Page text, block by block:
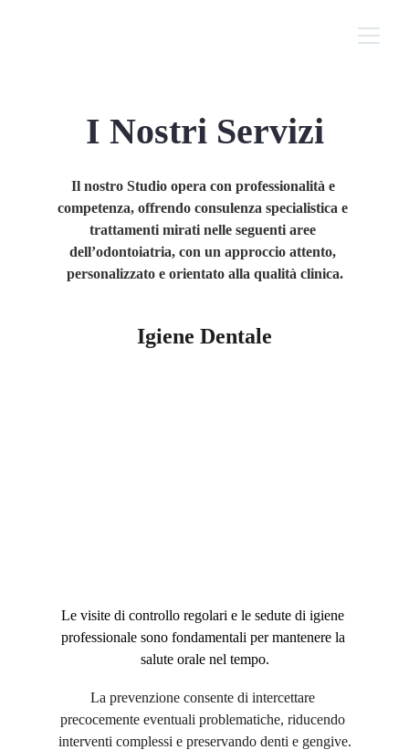
I Nostri Servizi
Il nostro Studio opera con professionalità e
competenza, offrendo consulenza specialistica e
trattamenti mirati nelle seguenti aree
dell’odontoiatria, con un approccio attento,
personalizzato e orientato alla qualità clinica.
Igiene Dentale
Le visite di controllo regolari e le sedute di igiene
professionale sono fondamentali per mantenere la
salute orale nel tempo.
La prevenzione consente di intercettare
precocemente eventuali problematiche, riducendo
interventi complessi e preservando denti e gengive.